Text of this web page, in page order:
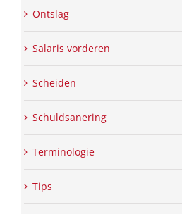
Ontslag
Salaris vorderen
Scheiden
Schuldsanering
Terminologie
Tips